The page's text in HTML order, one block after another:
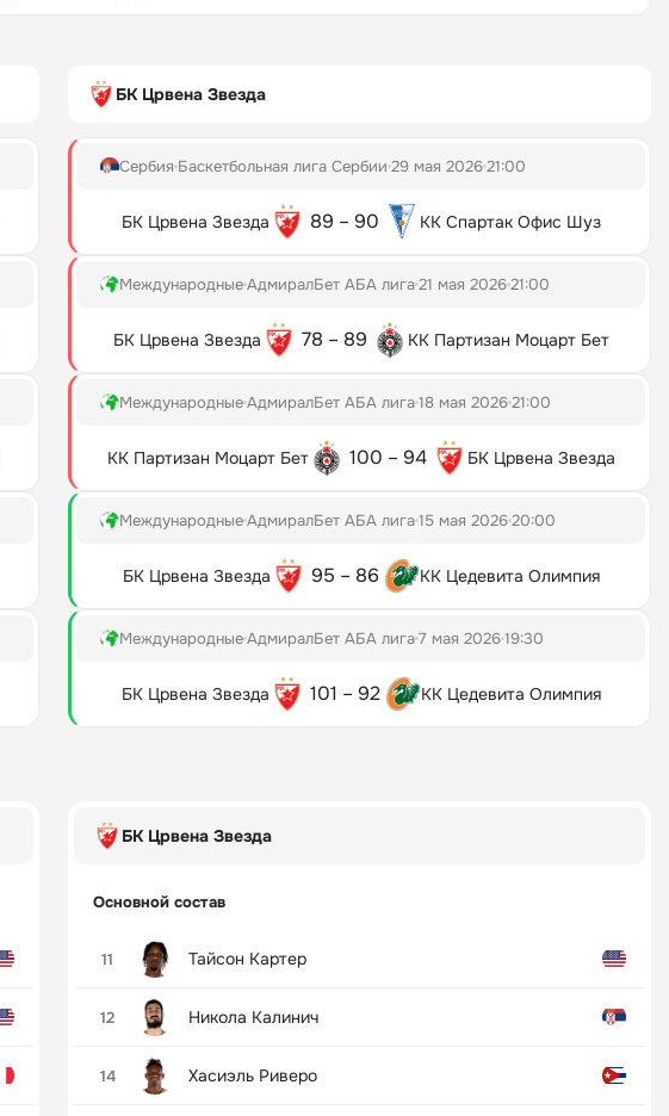
БК Црвена Звезда
Сербия Баскетбольная лига Сербии 29 мая 202621:00
БК Црвена Звезда 89 – 90 КК Спартак Офис Шуз
МеждународныеАдмиралБет АБА лига21 мая 202621:00
БК Црвена Звезда 78 – 89 КК Партизан Моцарт Бет
МеждународныеАдмиралБет АБА лига18 мая 202621:00
КК Партизан Моцарт Бет 100 – 94 БК Црвена Звезда
МеждународныеАдмиралБет АБА лига15 мая 202620:00
БК Црвена Звезда 95 – 86 КК Цедевита Олимпия
МеждународныеАдмиралБет АБА лига7 мая 202619:30
БК Црвена Звезда 101 – 92 КК Цедевита Олимпия
БК Црвена Звезда
Основной состав
11 Тайсон Картер
12 Никола Калинич
14 Хасиэль Риверо